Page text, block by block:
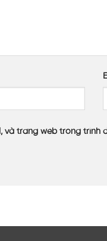
và trang web trong trình